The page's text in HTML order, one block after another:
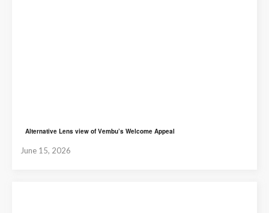
Alternative Lens view of Vembu’s Welcome Appeal
June 15, 2026